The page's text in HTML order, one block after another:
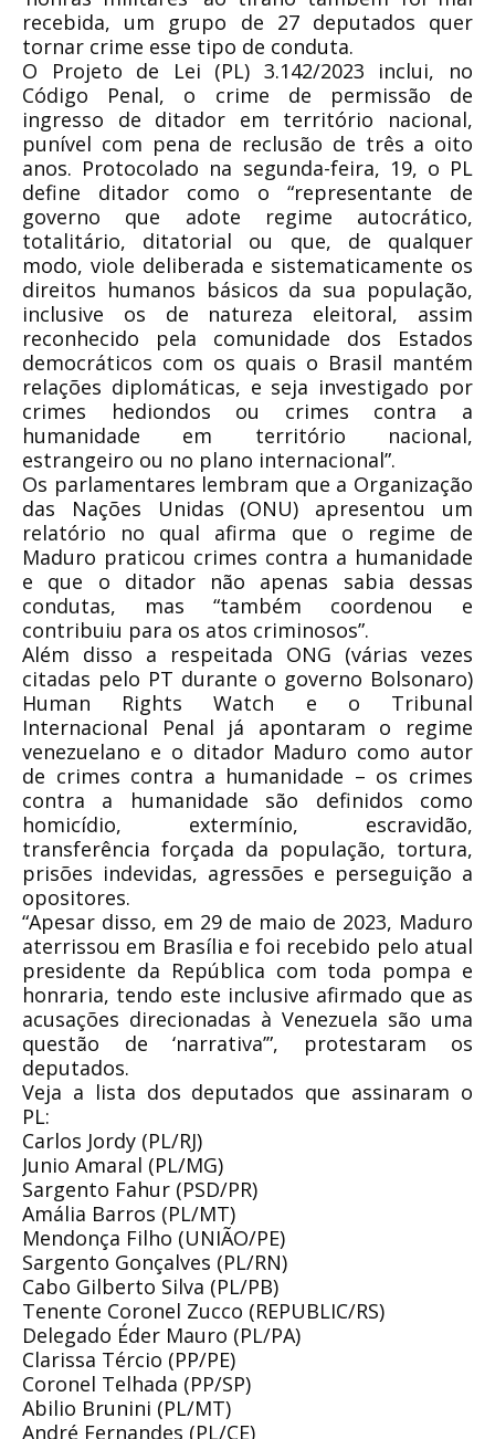
recebida, um grupo de 27 deputados quer
tornar crime esse tipo de conduta.
O Projeto de Lei (PL) 3.142/2023 inclui, no
Código Penal, o crime de permissão de
ingresso de ditador em território nacional,
punível com pena de reclusão de três a oito
anos. Protocolado na segunda-feira, 19, o PL
define ditador como o “representante de
governo que adote regime autocrático,
totalitário, ditatorial ou que, de qualquer
modo, viole deliberada e sistematicamente os
direitos humanos básicos da sua população,
inclusive os de natureza eleitoral, assim
reconhecido pela comunidade dos Estados
democráticos com os quais o Brasil mantém
relações diplomáticas, e seja investigado por
crimes hediondos ou crimes contra a
humanidade em território nacional,
estrangeiro ou no plano internacional”.
Os parlamentares lembram que a Organização
das Nações Unidas (ONU) apresentou um
relatório no qual afirma que o regime de
Maduro praticou crimes contra a humanidade
e que o ditador não apenas sabia dessas
condutas, mas “também coordenou e
contribuiu para os atos criminosos”.
Além disso a respeitada ONG (várias vezes
citadas pelo PT durante o governo Bolsonaro)
Human Rights Watch e o Tribunal
Internacional Penal já apontaram o regime
venezuelano e o ditador Maduro como autor
de crimes contra a humanidade – os crimes
contra a humanidade são definidos como
homicídio, extermínio, escravidão,
transferência forçada da população, tortura,
prisões indevidas, agressões e perseguição a
opositores.
“Apesar disso, em 29 de maio de 2023, Maduro
aterrissou em Brasília e foi recebido pelo atual
presidente da República com toda pompa e
honraria, tendo este inclusive afirmado que as
acusações direcionadas à Venezuela são uma
questão de ‘narrativa’”, protestaram os
deputados.
Veja a lista dos deputados que assinaram o
PL:
Carlos Jordy (PL/RJ)
Junio Amaral (PL/MG)
Sargento Fahur (PSD/PR)
Amália Barros (PL/MT)
Mendonça Filho (UNIÃO/PE)
Sargento Gonçalves (PL/RN)
Cabo Gilberto Silva (PL/PB)
Tenente Coronel Zucco (REPUBLIC/RS)
Delegado Éder Mauro (PL/PA)
Clarissa Tércio (PP/PE)
Coronel Telhada (PP/SP)
Abilio Brunini (PL/MT)
André Fernandes (PL/CE)